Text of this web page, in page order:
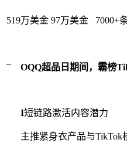
519万美金 97万美金 7000+
OQQ超品日期间，霸榜
I短链路激活内容潜力
主推紧身衣产品与TikTok